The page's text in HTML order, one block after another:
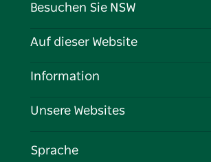
Besuchen Sie NSW
Kontaktieren Sie uns
Cookie-Hinweis
Auf dieser Website
Reiseziele
Veranstaltungen
Information
Reiseinformationen
Unternehmen in NSW
Unsere Websites
Sprache